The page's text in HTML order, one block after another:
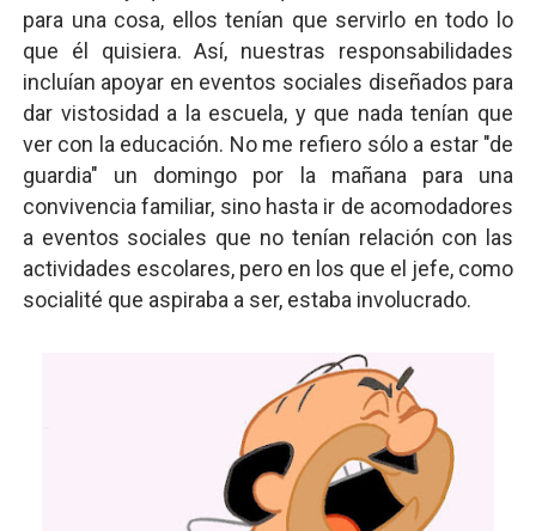
para una cosa, ellos tenían que servirlo en todo lo
que él quisiera. Así, nuestras responsabilidades
incluían apoyar en eventos sociales diseñados para
dar vistosidad a la escuela, y que nada tenían que
ver con la educación. No me refiero sólo a estar "de
guardia" un domingo por la mañana para una
convivencia familiar, sino hasta ir de acomodadores
a eventos sociales que no tenían relación con las
actividades escolares, pero en los que el jefe, como
socialité que aspiraba a ser, estaba involucrado.